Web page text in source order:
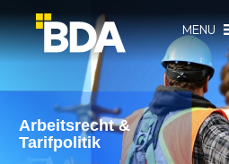
MENU
Arbeitsrecht &
Tarifpolitik